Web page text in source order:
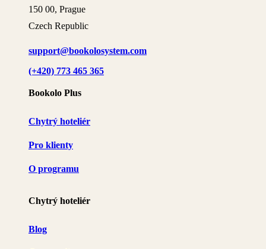
150 00, Prague
Czech Republic
support@bookolosystem.com
(+420) 773 465 365
Bookolo Plus
Chytrý hoteliér
Pro klienty
O programu
Chytrý hoteliér
Blog